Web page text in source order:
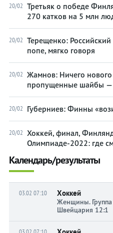
20/02 Третьяк о победе
270 катков на 5 млн
20/02 Терещенко:
попе, мягко говоря
20/02 Жамнов: Ничего
пропущенные шайбы —
20/02 Губерниев: Финны
20/02 Хоккей, финал,
Олимпиаде-2022: где
Календарь/результаты
03.02 07:10 Хоккей
Женщины.
Швейцария 12:1